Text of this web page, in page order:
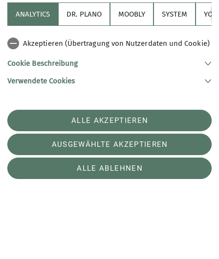
© DAV Konstanz
mehr erfahren
Kletterwerk
ANALYTICS DR. PLANO MOOBLY SYSTEM
Akzeptieren (Übertragung von Nutzerdaten und Cookie)
Cookie Beschreibung
Verwendete Cookies
ALLE AKZEPTIEREN
AUSGEWÄHLTE AKZEPTIEREN
ALLE ABLEHNEN